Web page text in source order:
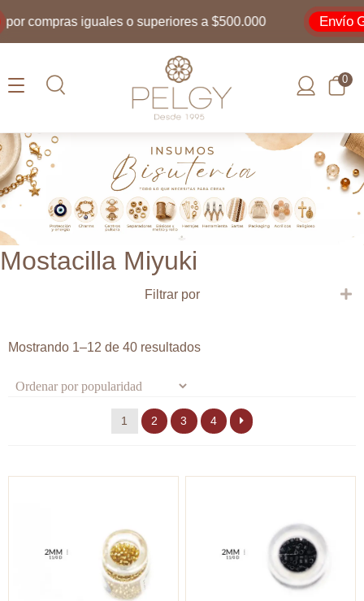
compras iguales o superiores a $500.000 Envío
0
Mostacilla Miyuki
Filtrar por
Mostrando 1–12 de 40 resultadosOrdenado
1 2 3 4